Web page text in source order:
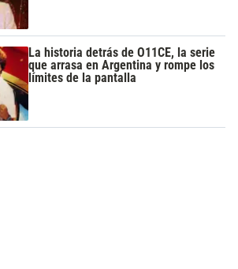
La historia detrás de O11CE, la serie
que arrasa en Argentina y rompe los
límites de la pantalla